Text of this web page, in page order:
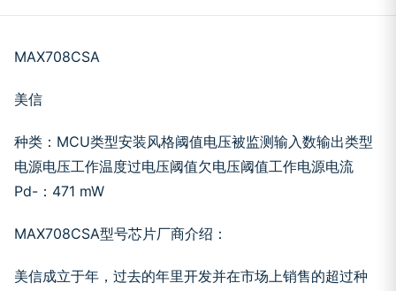
MAX708CSA
美信
种类：MCU类型安装风格阈值电压被监测输入数输出类型
电源电压工作温度过电压阈值欠电压阈值工作电源电流
Pd- ：471 mW
MAX708CSA型号芯片厂商介绍：
美信成立于年，过去的年里开发并在市场上销售的超过种